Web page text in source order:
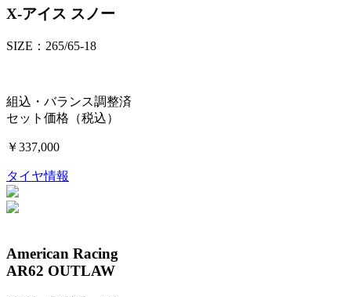
X-アイス スノー
SIZE：265/65-18
組込・バランス調整済
セット価格（税込）
￥337,000
タイヤ情報
American Racing
AR62 OUTLAW